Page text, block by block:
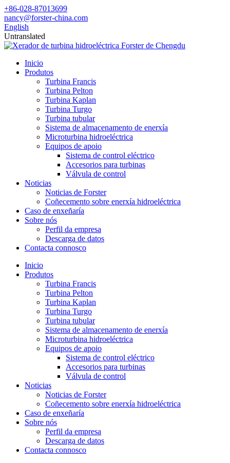
+86-028-87013699
nancy@forster-china.com
English
Untranslated
Inicio
Produtos
Turbina Francis
Turbina Pelton
Turbina Kaplan
Turbina Turgo
Turbina tubular
Sistema de almacenamento de enerxía
Microturbina hidroeléctrica
Equipos de apoio
Sistema de control eléctrico
Accesorios para turbinas
Válvula de control
Noticias
Noticias de Forster
Coñecemento sobre enerxía hidroeléctrica
Caso de enxeñaría
Sobre nós
Perfil da empresa
Descarga de datos
Contacta connosco
Inicio
Produtos
Turbina Francis
Turbina Pelton
Turbina Kaplan
Turbina Turgo
Turbina tubular
Sistema de almacenamento de enerxía
Microturbina hidroeléctrica
Equipos de apoio
Sistema de control eléctrico
Accesorios para turbinas
Válvula de control
Noticias
Noticias de Forster
Coñecemento sobre enerxía hidroeléctrica
Caso de enxeñaría
Sobre nós
Perfil da empresa
Descarga de datos
Contacta connosco